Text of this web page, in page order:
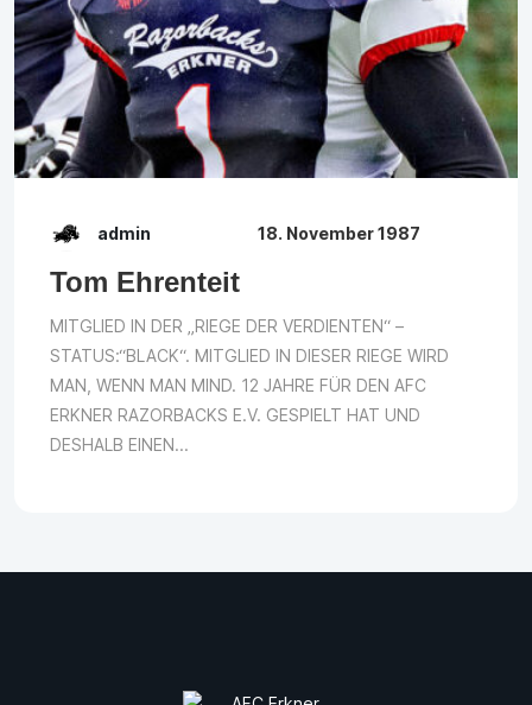
admin 18. November 1987
Tom Ehrenteit
MITGLIED IN DER „RIEGE DER VERDIENTEN“ –
STATUS:“BLACK“. MITGLIED IN DIESER RIEGE WIRD
MAN, WENN MAN MIND. 12 JAHRE FÜR DEN AFC
ERKNER RAZORBACKS E.V. GESPIELT HAT UND
DESHALB EINEN...